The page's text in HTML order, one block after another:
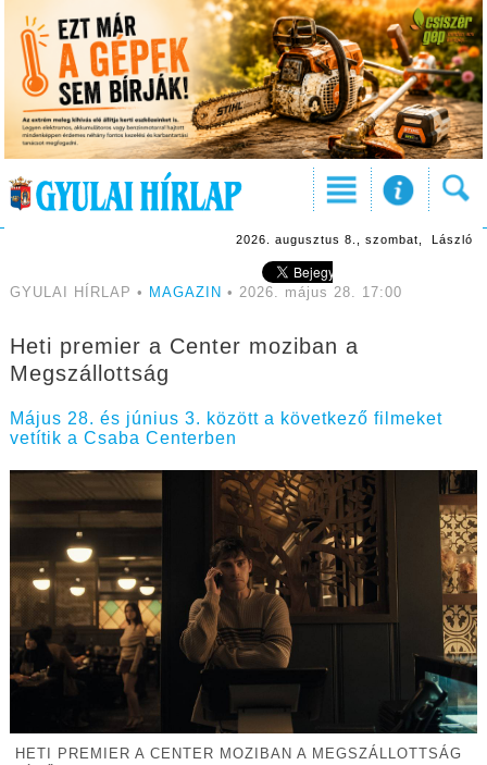
2026. augusztus 8., szombat, László
GYULAI HÍRLAP • MAGAZIN • 2026. május 28. 17:00
Heti premier a Center moziban a
Megszállottság
Május 28. és június 3. között a következő filmeket
vetítik a Csaba Centerben
HETI PREMIER A CENTER MOZIBAN A MEGSZÁLLOTTSÁG